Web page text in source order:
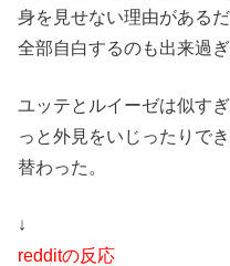
身を見せない理由があるだ
全部自白するのも出来過ぎ
ユッテとルイーゼは似す
っと外見をいじったりで
替わった。
↓
redditの反応